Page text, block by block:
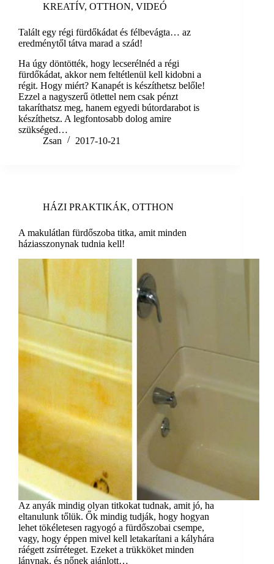
KREATÍV, OTTHON, VIDEÓ
Talált egy régi fürdőkádat és félbevágta… az
eredménytől tátva marad a szád!
Ha úgy döntötték, hogy lecserélnéd a régi
fürdőkádat, akkor nem feltétlenül kell kidobni a
régit. Hogy miért? Kanapét is készíthetsz belőle!
Ezzel a nagyszerű ötlettel nem csak pénzt
takaríthatsz meg, hanem egyedi bútordarabot is
készíthetsz. A legfontosabb dolog amire
szükséged…
Zsan
2017-10-21
HÁZI PRAKTIKÁK, OTTHON
A makulátlan fürdőszoba titka, amit minden
háziasszonynak tudnia kell!
Az anyák mindig olyan titkokat tudnak, amit jó, ha
eltanulunk tőlük. Ők mindig tudják, hogy hogyan
lehet tökéletesen ragyogó a fürdőszobai csempe,
vagy, hogy éppen mivel kell letakarítani a kályhára
ráégett zsírréteget. Ezeket a trükköket minden
lánynak, és nőnek ajánlott…